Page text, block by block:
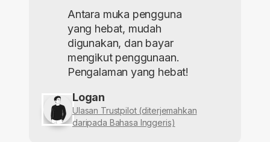
Antara muka pengguna
yang hebat, mudah
digunakan, dan bayar
mengikut penggunaan.
Pengalaman yang hebat!
Logan
Ulasan Trustpilot (diterjemahkan
daripada Bahasa Inggeris)